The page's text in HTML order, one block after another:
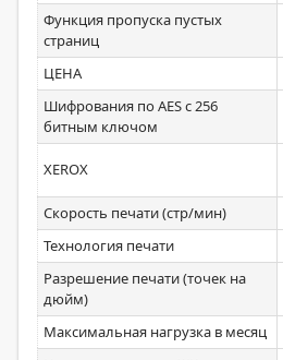
Функция пропуска пустых
страниц
ЦЕНА
Шифрования по AES c 256
битным ключом
XEROX
Скорость печати (стр/мин)
Технология печати
Разрешение печати (точек на
дюйм)
Максимальная нагрузка в месяц